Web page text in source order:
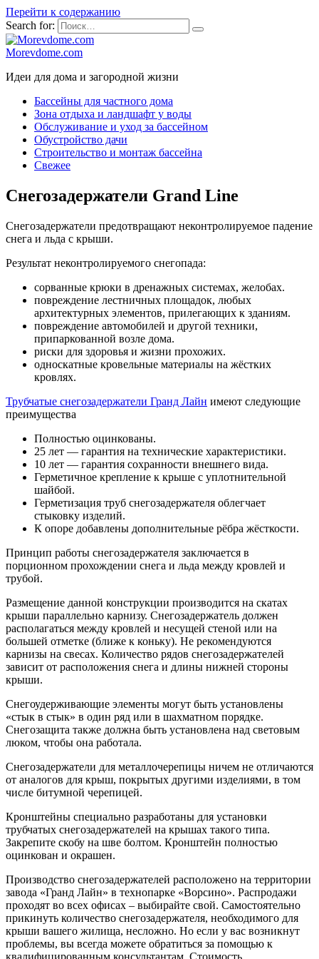
Перейти к содержанию
Search for:
Morevdome.com
Идеи для дома и загородной жизни
Бассейны для частного дома
Зона отдыха и ландшафт у воды
Обслуживание и уход за бассейном
Обустройство дачи
Строительство и монтаж бассейна
Свежее
Снегозадержатели Grand Line
Снегозадержатели предотвращают неконтролируемое падение
снега и льда с крыши.
Результат неконтролируемого снегопада:
сорванные крюки в дренажных системах, желобах.
повреждение лестничных площадок, любых
архитектурных элементов, прилегающих к зданиям.
повреждение автомобилей и другой техники,
припаркованной возле дома.
риски для здоровья и жизни прохожих.
односкатные кровельные материалы на жёстких
кровлях.
Трубчатые снегозадержатели Гранд Лайн имеют следующие
преимущества
Полностью оцинкованы.
25 лет — гарантия на технические характеристики.
10 лет — гарантия сохранности внешнего вида.
Герметичное крепление к крыше с уплотнительной
шайбой.
Герметизация труб снегозадержателя облегчает
стыковку изделий.
К опоре добавлены дополнительные рёбра жёсткости.
Принцип работы снегозадержателя заключается в
порционном прохождении снега и льда между кровлей и
трубой.
Размещение данной конструкции производится на скатах
крыши параллельно карнизу. Снегозадержатель должен
располагаться между кровлей и несущей стеной или на
большей отметке (ближе к коньку). Не рекомендуются
карнизы на свесах. Количество рядов снегозадержателей
зависит от расположения снега и длины нижней стороны
крыши.
Снегоудерживающие элементы могут быть установлены
«стык в стык» в один ряд или в шахматном порядке.
Снегозащита также должна быть установлена ​​над световым
люком, чтобы она работала.
Снегозадержатели для металлочерепицы ничем не отличаются
от аналогов для крыш, покрытых другими изделиями, в том
числе битумной черепицей.
Кронштейны специально разработаны для установки
трубчатых снегозадержателей на крышах такого типа.
Закрепите скобу на шве болтом. Кронштейн полностью
оцинкован и окрашен.
Производство снегозадержателей расположено на территории
завода «Гранд Лайн» в технопарке «Ворсино». Распродажи
проходят во всех офисах – выбирайте свой. Самостоятельно
прикинуть количество снегозадержателя, необходимого для
крыши вашего жилища, несложно. Но если у вас возникнут
проблемы, вы всегда можете обратиться за помощью к
квалифицированным консультантам. Стоимость